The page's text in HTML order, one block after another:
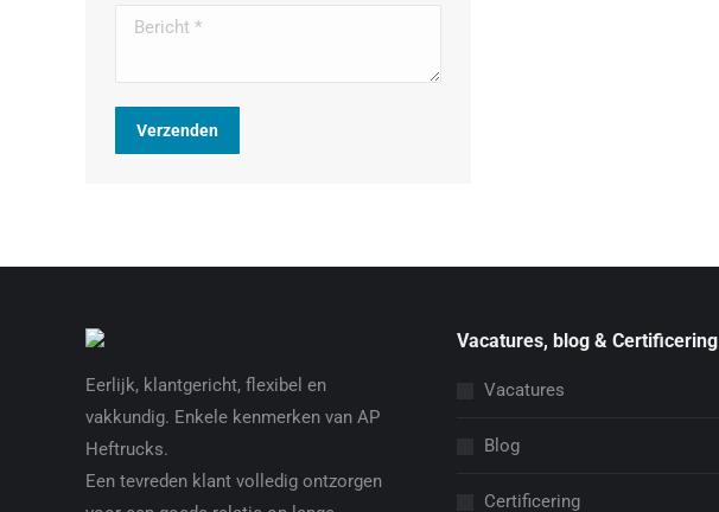
Bericht *
Verzenden
Eerlijk, klantgericht, flexibel en
vakkundig. Enkele kenmerken van AP
Heftrucks.
Een tevreden klant volledig ontzorgen
Vacatures, blog & Certificering
Vacatures
Blog
Certificering